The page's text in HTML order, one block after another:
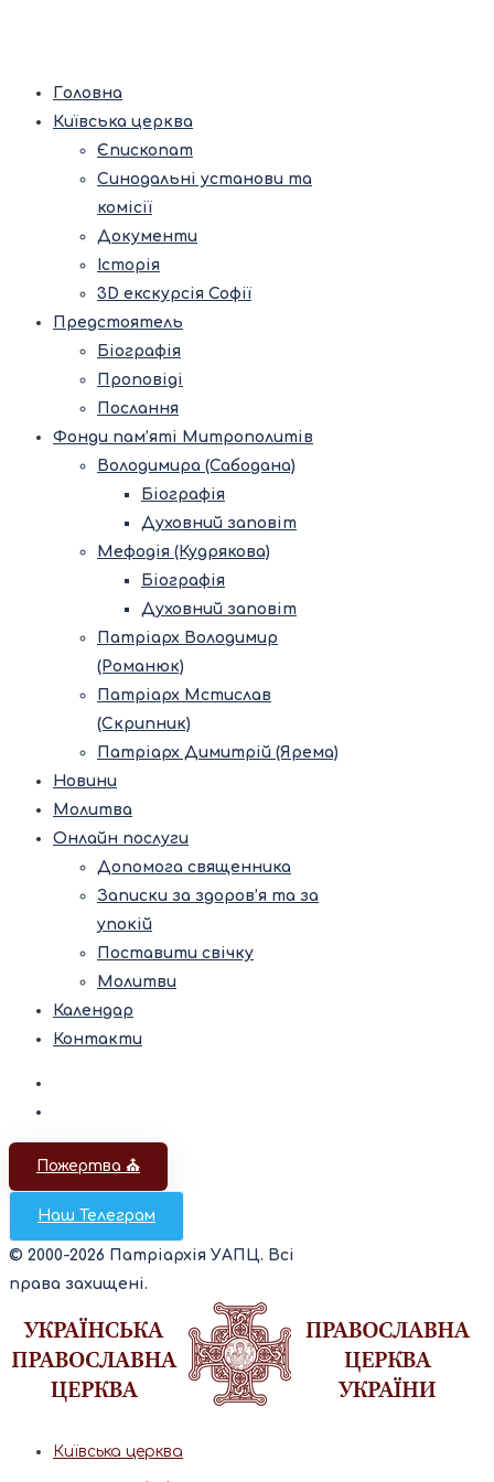
Головна
Київська церква
Єпископат
Синодальні установи та
комісії
Документи
Історія
3D екскурсія Софії
Предстоятель
Біографія
Проповіді
Послання
Фонди пам’яті Митрополитів
Володимира (Сабодана)
Біографія
Духовний заповіт
Мефодія (Кудрякова)
Біографія
Духовний заповіт
Патріарх Володимир
(Романюк)
Патріарх Мстислав
(Скрипник)
Патріарх Димитрій (Ярема)
Новини
Молитва
Онлайн послуги
Допомога священника
Записки за здоров’я та за
упокій
Поставити свічку
Молитви
Календар
Контакти
Пожертва ⛪️
Наш Телеграм
© 2000-2026 Патріархія УАПЦ. Всі
права захищені.
Київська церква